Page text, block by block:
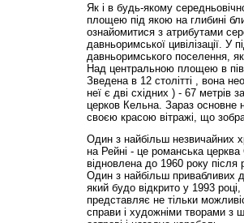
Як і в будь-якому
площею під якою на глибині
ознайомитися з атрибутами
давньоримської цивілізації. У
давньоримського поселення,
Над центральною площею в
Зведена в 12 столітті , вона
неї є дві східних ) - 67
церков Кельна. Зараз основне
своєю красою вітражі, що
Один з найбільш незвичайних
на Рейні - це романська
відновлена до 1960 року після
Один з найбільш привабливих
який будо відкрито у 1993
представляє не тільки
справи і художніми творами з